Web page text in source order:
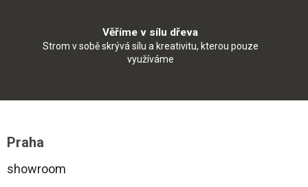
Věříme v sílu dřeva
Strom v sobě skrývá sílu a kreativitu, kterou pouze
využíváme
Praha
showroom